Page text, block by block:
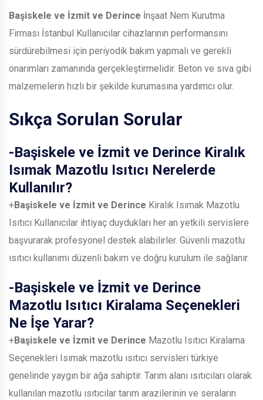
Başiskele ve İzmit ve Derince İnşaat Nem Kurutma
Firması İstanbul Kullanıcılar cihazlarının performansını
sürdürebilmesi için periyodik bakım yapmalı ve gerekli
onarımları zamanında gerçekleştirmelidir. Beton ve sıva gibi
malzemelerin hızlı bir şekilde kurumasına yardımcı olur.
Sıkça Sorulan Sorular
-Başiskele ve İzmit ve Derince Kiralık
Isımak Mazotlu Isıtıcı Nerelerde
Kullanılır?
+Başiskele ve İzmit ve Derince Kiralık Isımak Mazotlu
Isıtıcı Kullanıcılar ihtiyaç duydukları her an yetkili servislere
başvurarak profesyonel destek alabilirler. Güvenli mazotlu
ısıtıcı kullanımı düzenli bakım ve doğru kurulum ile sağlanır.
-Başiskele ve İzmit ve Derince
Mazotlu Isıtıcı Kiralama Seçenekleri
Ne İşe Yarar?
+Başiskele ve İzmit ve Derince Mazotlu Isıtıcı Kiralama
Seçenekleri Isımak mazotlu ısıtıcı servisleri türkiye
genelinde yaygın bir ağa sahiptir. Tarım alanı ısıtıcıları olarak
kullanılan mazotlu ısıtıcılar tarım arazilerinin ve seraların